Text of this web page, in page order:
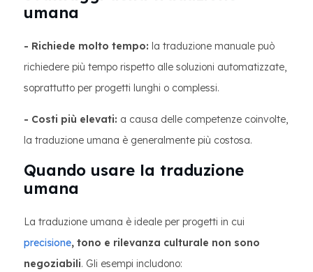
umana
- Richiede molto tempo: la traduzione manuale può
richiedere più tempo rispetto alle soluzioni automatizzate,
soprattutto per progetti lunghi o complessi.
- Costi più elevati: a causa delle competenze coinvolte,
la traduzione umana è generalmente più costosa.
Quando usare la traduzione
umana
La traduzione umana è ideale per progetti in cui
precisione, tono e rilevanza culturale non sono
negoziabili. Gli esempi includono: